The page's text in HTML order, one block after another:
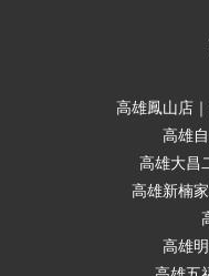
高雄鳳山店
高雄
高雄大昌
高雄新楠
高雄